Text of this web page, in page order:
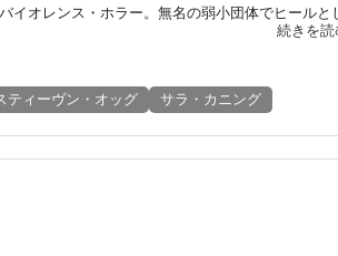
イオレンス・ホラー。無名の弱小団体でヒールと
続きを読
ティーヴン・オッグ サラ・カニング